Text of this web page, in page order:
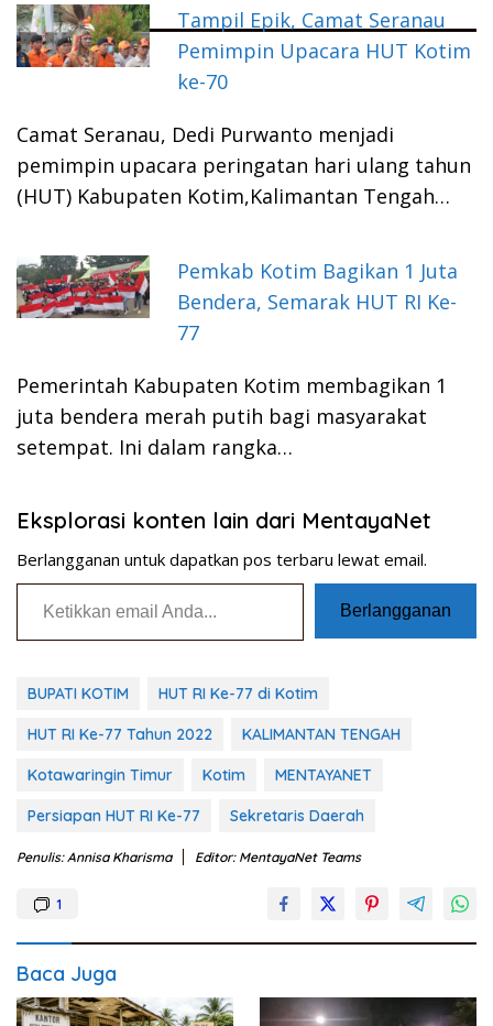
Tampil Epik, Camat Seranau
Pemimpin Upacara HUT Kotim
ke-70
Camat Seranau, Dedi Purwanto menjadi
pemimpin upacara peringatan hari ulang tahun
(HUT) Kabupaten Kotim,Kalimantan Tengah…
Pemkab Kotim Bagikan 1 Juta
Bendera, Semarak HUT RI Ke-
77
Pemerintah Kabupaten Kotim membagikan 1
juta bendera merah putih bagi masyarakat
setempat. Ini dalam rangka…
Eksplorasi konten lain dari MentayaNet
Berlangganan untuk dapatkan pos terbaru lewat email.
Ketikkan email Anda...
Berlangganan
BUPATI KOTIM HUT RI Ke-77 di Kotim
HUT RI Ke-77 Tahun 2022 KALIMANTAN TENGAH
Kotawaringin Timur Kotim MENTAYANET
Persiapan HUT RI Ke-77 Sekretaris Daerah
Penulis: Annisa Kharisma Editor: MentayaNet Teams
1
Baca Juga